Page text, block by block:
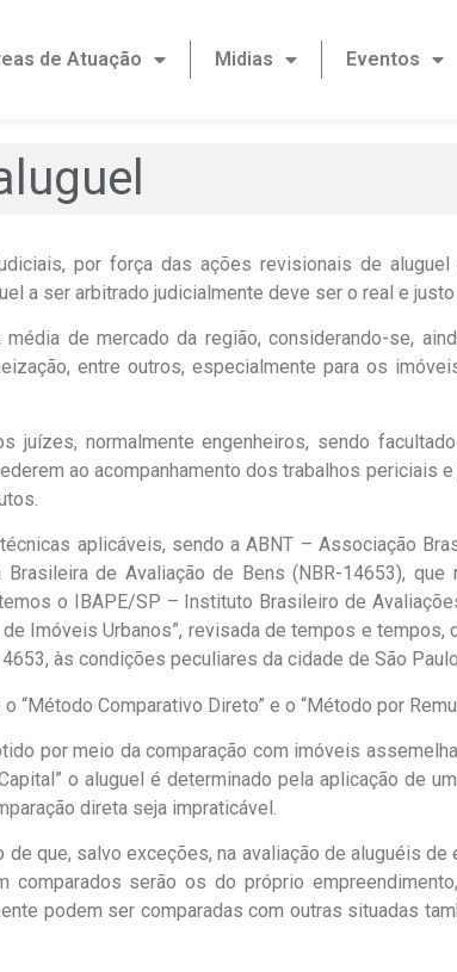
de Atuação Midias Eventos
por força das ações revisionais de
a ser arbitrado judicialmente deve ser o real e
de mercado da região, considerando-se,
entre outros, especialmente para os
juízes, normalmente engenheiros, sendo
ao acompanhamento dos trabalhos periciais
aplicáveis, sendo a ABNT – Associação
de Avaliação de Bens (NBR-14653),
o IBAPE/SP – Instituto Brasileiro de
de Imóveis Urbanos”, revisada de tempos e
às condições peculiares da cidade de São
Comparativo Direto” e o “Método por
por meio da comparação com imóveis
o aluguel é determinado pela aplicação de
direta seja impraticável.
que, salvo exceções, na avaliação de aluguéis
comparados serão os do próprio
podem ser comparadas com outras situadas